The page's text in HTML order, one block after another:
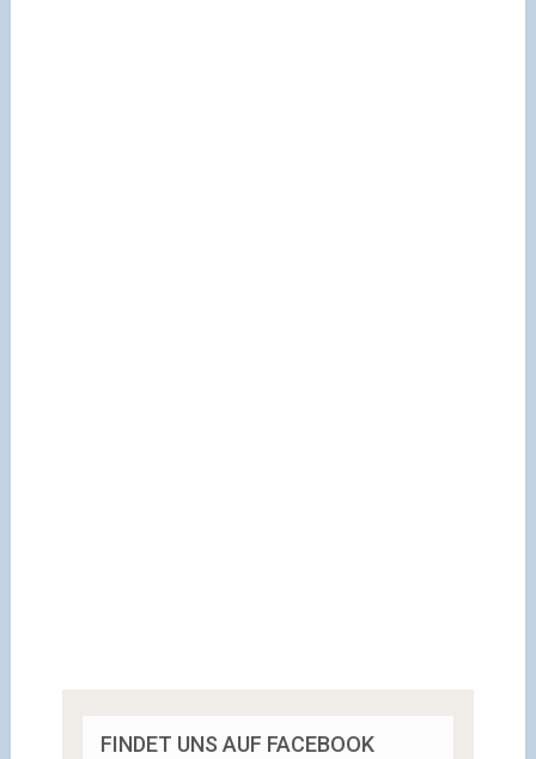
FINDET UNS AUF FACEBOOK